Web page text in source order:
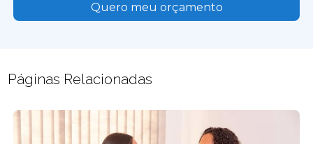
Quero meu orçamento
Páginas Relacionadas